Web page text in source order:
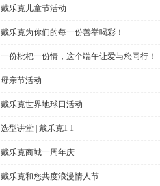
戴乐克儿童节活动
戴乐克为你们的每一份善举喝彩！
一份枇杷一份情，这个端午让爱与您同行！
母亲节活动
戴乐克世界地球日活动
选型讲堂 | 戴乐克1 1
戴乐克商城一周年庆
戴乐克和您共度浪漫情人节